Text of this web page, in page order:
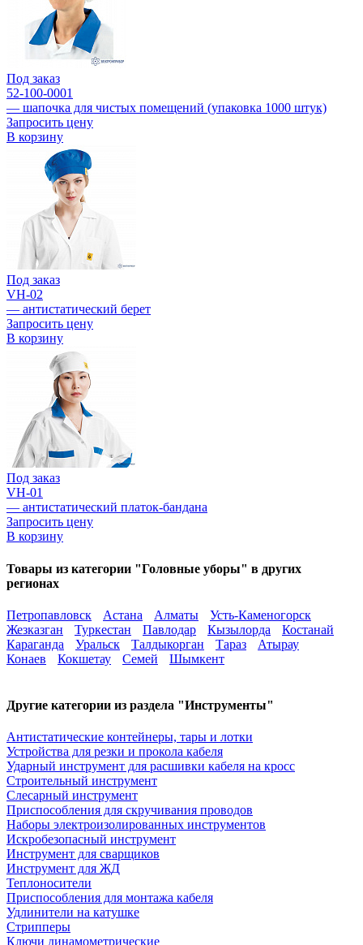
Под заказ
52-100-0001
— шапочка для чистых помещений (упаковка 1000 штук)
Запросить цену
В корзину
Под заказ
VH-02
— антистатический берет
Запросить цену
В корзину
Под заказ
VH-01
— антистатический платок-бандана
Запросить цену
В корзину
Товары из категории "Головные уборы" в других
регионах
Петропавловск Астана Алматы
Усть-Каменогорск
Жезказган
Туркестан Павлодар Кызылорда
Костанай
Караганда
Уральск Талдыкорган Тараз
Атырау
Конаев
Кокшетау Семей Шымкент
Другие категории из раздела "Инструменты"
Антистатические контейнеры, тары и лотки
Устройства для резки и прокола кабеля
Ударный инструмент для расшивки кабеля на кросс
Строительный инструмент
Слесарный инструмент
Приспособления для скручивания проводов
Наборы электроизолированных инструментов
Искробезопасный инструмент
Инструмент для сварщиков
Инструмент для ЖД
Теплоносители
Приспособления для монтажа кабеля
Удлинители на катушке
Стрипперы
Ключи динамометрические